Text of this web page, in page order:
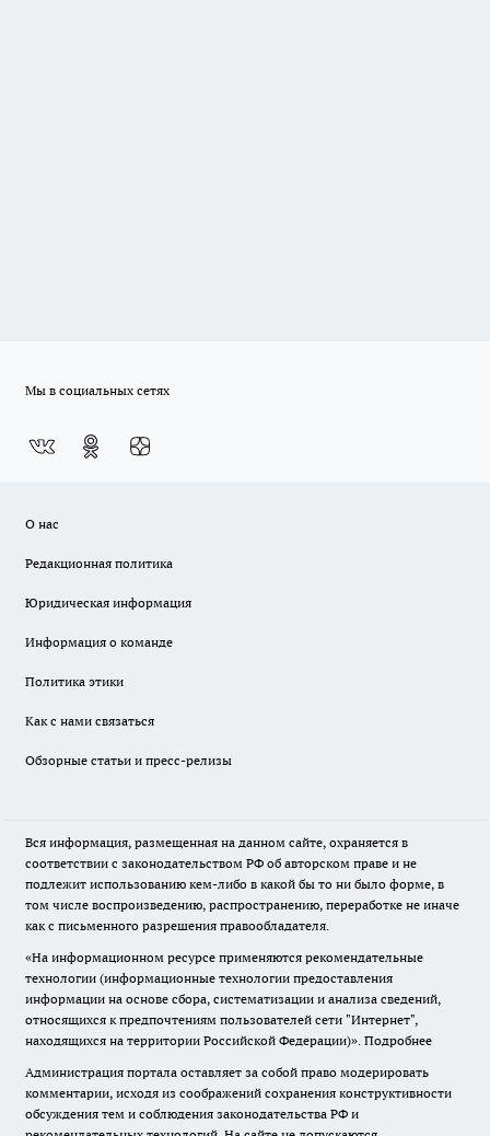
Мы в социальных сетях
О нас
Редакционная политика
Юридическая информация
Информация о команде
Политика этики
Как с нами связаться
Обзорные статьи и пресс-релизы
Вся информация, размещенная на данном сайте, охраняется в
соответствии с законодательством РФ об авторском праве и не
подлежит использованию кем-либо в какой бы то ни было форме, в
том числе воспроизведению, распространению, переработке не иначе
как с письменного разрешения правообладателя.
«На информационном ресурсе применяются рекомендательные
технологии (информационные технологии предоставления
информации на основе сбора, систематизации и анализа сведений,
относящихся к предпочтениям пользователей сети "Интернет",
находящихся на территории Российской Федерации)». Подробнее
Администрация портала оставляет за собой право модерировать
комментарии, исходя из соображений сохранения конструктивности
обсуждения тем и соблюдения законодательства РФ и